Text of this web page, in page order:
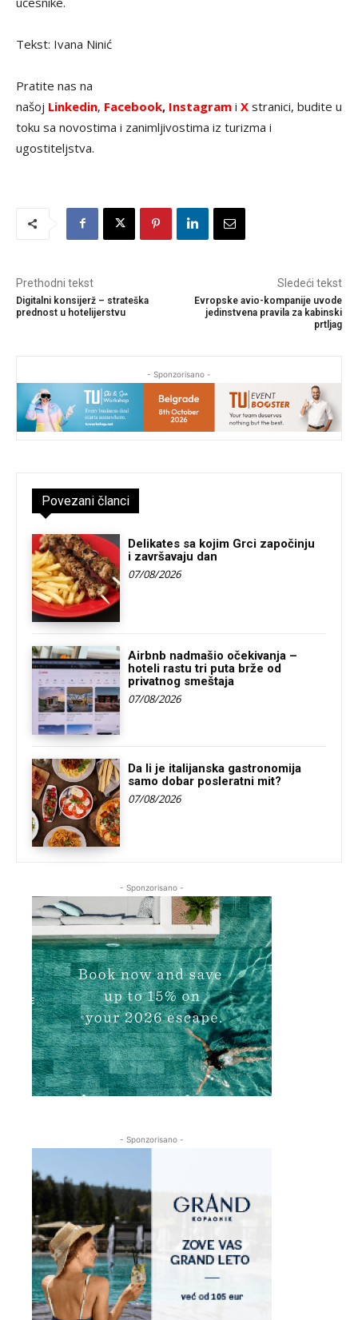
Tekst: Ivana Ninić
Pratite nas na
našoj Linkedin, Facebook, Instagram i X stranici, budite u
toku sa novostima i zanimljivostima iz turizma i
ugostiteljstva.
Prethodni tekst
Digitalni konsijerž – strateška
prednost u hotelijerstvu
Sledeći tekst
Evropske avio-kompanije uvode
jedinstvena pravila za kabinski
prtljag
- Sponzorisano -
Povezani članci
Delikates sa kojim Grci započinju
i završavaju dan
07/08/2026
Airbnb nadmašio očekivanja –
hoteli rastu tri puta brže od
privatnog smeštaja
07/08/2026
Da li je italijanska gastronomija
samo dobar posleratni mit?
07/08/2026
- Sponzorisano -
- Sponzorisano -